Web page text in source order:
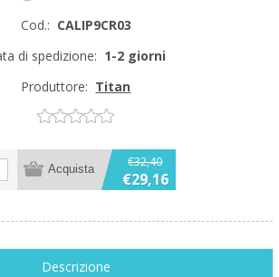
Cod.: CALIP9CR03
di spedizione: 1-2 giorni
Produttore: Titan
€32,40
€29,16
Descrizione